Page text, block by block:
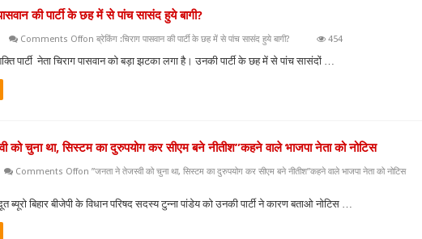
की पार्टी के छह में से पांच सासंद हुये बागी?
Comments Offon ब्रेकिंग :चिराग पासवान की पार्टी के छह में से पांच सासंद हुये बागी? 454
पार्टी नेता चिराग पासवान को बड़ा झटका लगा है। उनकी पार्टी के छह में से पांच सासंदों …
को चुना था, सिस्टम का दुरुपयोग कर सीएम बने नीतीश”कहने वाले भाजपा नेता को नोटिस
Comments Offon ”जनता ने तेजस्वी को चुना था, सिस्टम का दुरुपयोग कर सीएम बने नीतीश”कहने वाले भाजपा नेता को नोटिस
ब्यूरो बिहार बीजेपी के विधान परिषद सदस्य टुन्ना पांडेय को उनकी पार्टी ने कारण बताओ नोटिस …